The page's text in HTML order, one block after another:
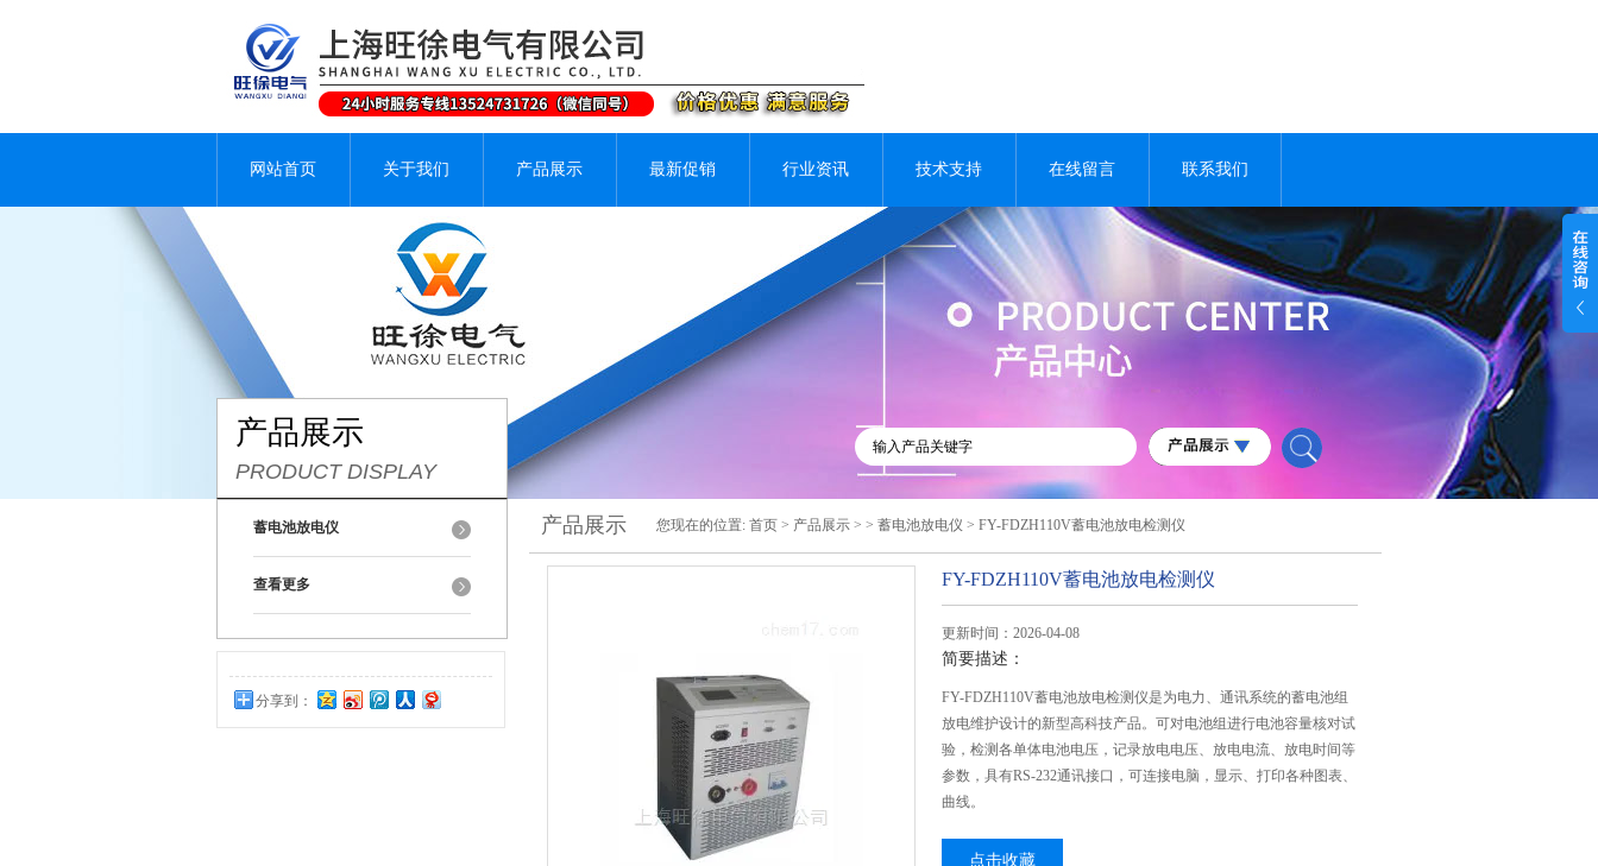
网站首页 关于我们 产品展示 最新促销 行业资讯 技术支持 在线留言 联系我们
产品展示
PRODUCT DISPLAY
蓄电池放电仪
查看更多
分享到：
产品展示 您现在的位置: 首页 > 产品展示 > > 蓄电池放电仪 > FY-FDZH110V蓄电池放电检测仪
FY-FDZH110V蓄电池放电检测仪
更新时间：2026-04-08
简要描述：
FY-FDZH110V蓄电池放电检测仪是为电力、通讯系统的蓄电池组
放电维护设计的新型高科技产品。可对电池组进行电池容量核对试
验，检测各单体电池电压，记录放电电压、放电电流、放电时间等
参数，具有RS-232通讯接口，可连接电脑，显示、打印各种图表、
曲线。
点击收藏